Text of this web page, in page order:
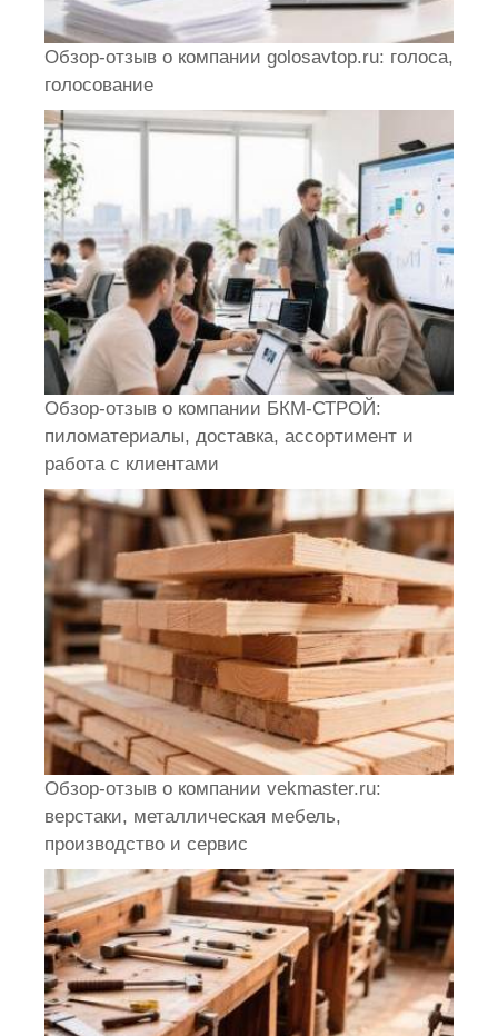
Обзор-отзыв о компании golosavtop.ru: голоса,
голосование
Обзор-отзыв о компании БКМ-СТРОЙ:
пиломатериалы, доставка, ассортимент и
работа с клиентами
Обзор-отзыв о компании vekmaster.ru:
верстаки, металлическая мебель,
производство и сервис